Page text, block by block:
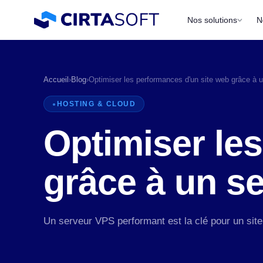
Nos solutions
Accueil ›Blog›Optimiser les performances d'un site web grâce à
HOSTING & CLOUD
Optimiser
grâce à un
Un serveur VPS performant est la clé pour un